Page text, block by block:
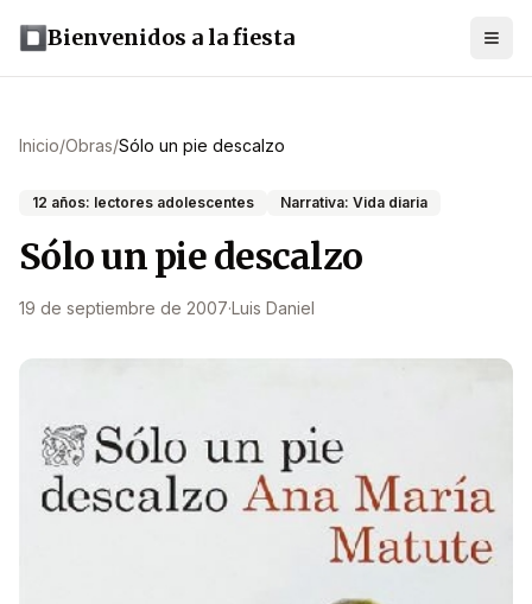
Bienvenidos a la fiesta
Inicio/Obras/Sólo un pie descalzo
12 años: lectores adolescentes Narrativa: Vida diaria
Sólo un pie descalzo
19 de septiembre de 2007·Luis Daniel